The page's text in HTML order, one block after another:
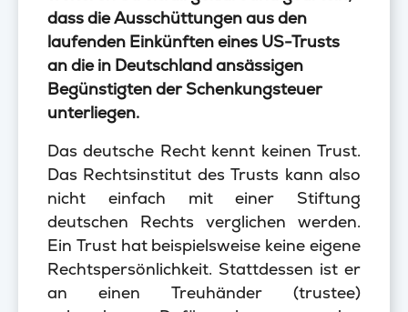
dass die Ausschüttungen aus den
laufenden Einkünften eines US-Trusts
an die in Deutschland ansässigen
Begünstigten der Schenkungsteuer
unterliegen.
Das deutsche Recht kennt keinen Trust.
Das Rechtsinstitut des Trusts kann also
nicht einfach mit einer Stiftung
deutschen Rechts verglichen werden.
Ein Trust hat beispielsweise keine eigene
Rechtspersönlichkeit. Stattdessen ist er
an einen Treuhänder (trustee)